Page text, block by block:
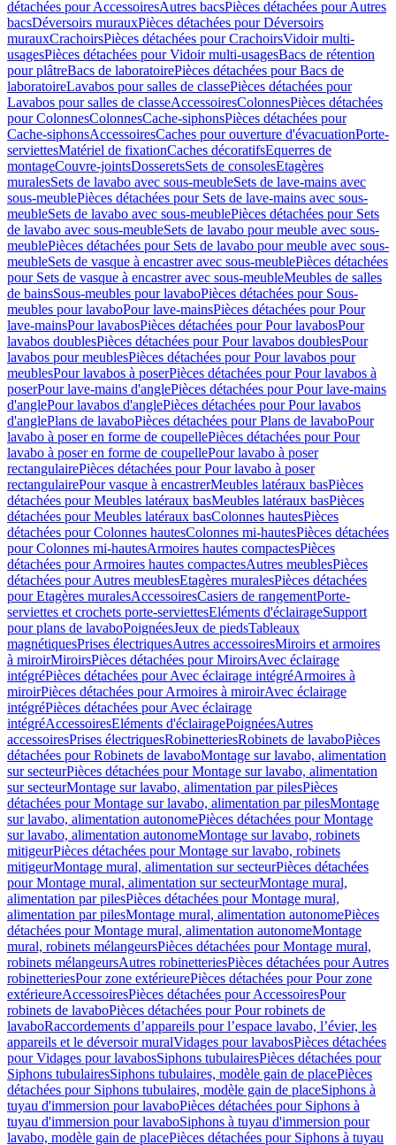
détachées pour AccessoiresAutres bacsPièces détachées pour Autres
bacsDéversoirs murauxPièces détachées pour Déversoirs
murauxCrachoirsPièces détachées pour CrachoirsVidoir multi-
usagesPièces détachées pour Vidoir multi-usagesBacs de rétention
pour plâtreBacs de laboratoirePièces détachées pour Bacs de
laboratoireLavabos pour salles de classePièces détachées pour
Lavabos pour salles de classeAccessoiresColonnesPièces détachées
pour ColonnesColonnesCache-siphonsPièces détachées pour
Cache-siphonsAccessoiresCaches pour ouverture d'évacuationPorte-
serviettesMatériel de fixationCaches décoratifsEquerres de
montageCouvre-jointsDosseretsSets de consolesEtagères
muralesSets de lavabo avec sous-meubleSets de lave-mains avec
sous-meublePièces détachées pour Sets de lave-mains avec sous-
meubleSets de lavabo avec sous-meublePièces détachées pour Sets
de lavabo avec sous-meubleSets de lavabo pour meuble avec sous-
meublePièces détachées pour Sets de lavabo pour meuble avec sous-
meubleSets de vasque à encastrer avec sous-meublePièces détachées
pour Sets de vasque à encastrer avec sous-meubleMeubles de salles
de bainsSous-meubles pour lavaboPièces détachées pour Sous-
meubles pour lavaboPour lave-mainsPièces détachées pour Pour
lave-mainsPour lavabosPièces détachées pour Pour lavabosPour
lavabos doublesPièces détachées pour Pour lavabos doublesPour
lavabos pour meublesPièces détachées pour Pour lavabos pour
meublesPour lavabos à poserPièces détachées pour Pour lavabos à
poserPour lave-mains d'anglePièces détachées pour Pour lave-mains
d'anglePour lavabos d'anglePièces détachées pour Pour lavabos
d'anglePlans de lavaboPièces détachées pour Plans de lavaboPour
lavabo à poser en forme de coupellePièces détachées pour Pour
lavabo à poser en forme de coupellePour lavabo à poser
rectangulairePièces détachées pour Pour lavabo à poser
rectangulairePour vasque à encastrerMeubles latéraux basPièces
détachées pour Meubles latéraux basMeubles latéraux basPièces
détachées pour Meubles latéraux basColonnes hautesPièces
détachées pour Colonnes hautesColonnes mi-hautesPièces détachées
pour Colonnes mi-hautesArmoires hautes compactesPièces
détachées pour Armoires hautes compactesAutres meublesPièces
détachées pour Autres meublesEtagères muralesPièces détachées
pour Etagères muralesAccessoiresCasiers de rangementPorte-
serviettes et crochets porte-serviettesEléments d'éclairageSupport
pour plans de lavaboPoignéesJeux de piedsTableaux
magnétiquesPrises électriquesAutres accessoiresMiroirs et armoires
à miroirMiroirsPièces détachées pour MiroirsAvec éclairage
intégréPièces détachées pour Avec éclairage intégréArmoires à
miroirPièces détachées pour Armoires à miroirAvec éclairage
intégréPièces détachées pour Avec éclairage
intégréAccessoiresEléments d'éclairagePoignéesAutres
accessoiresPrises électriquesRobinetteriesRobinets de lavaboPièces
détachées pour Robinets de lavaboMontage sur lavabo, alimentation
sur secteurPièces détachées pour Montage sur lavabo, alimentation
sur secteurMontage sur lavabo, alimentation par pilesPièces
détachées pour Montage sur lavabo, alimentation par pilesMontage
sur lavabo, alimentation autonomePièces détachées pour Montage
sur lavabo, alimentation autonomeMontage sur lavabo, robinets
mitigeurPièces détachées pour Montage sur lavabo, robinets
mitigeurMontage mural, alimentation sur secteurPièces détachées
pour Montage mural, alimentation sur secteurMontage mural,
alimentation par pilesPièces détachées pour Montage mural,
alimentation par pilesMontage mural, alimentation autonomePièces
détachées pour Montage mural, alimentation autonomeMontage
mural, robinets mélangeursPièces détachées pour Montage mural,
robinets mélangeursAutres robinetteriesPièces détachées pour Autres
robinetteriesPour zone extérieurePièces détachées pour Pour zone
extérieureAccessoiresPièces détachées pour AccessoiresPour
robinets de lavaboPièces détachées pour Pour robinets de
lavaboRaccordements d’appareils pour l’espace lavabo, l’évier, les
appareils et le déversoir muralVidages pour lavabosPièces détachées
pour Vidages pour lavabosSiphons tubulairesPièces détachées pour
Siphons tubulairesSiphons tubulaires, modèle gain de placePièces
détachées pour Siphons tubulaires, modèle gain de placeSiphons à
tuyau d'immersion pour lavaboPièces détachées pour Siphons à
tuyau d'immersion pour lavaboSiphons à tuyau d'immersion pour
lavabo, modèle gain de placePièces détachées pour Siphons à tuyau